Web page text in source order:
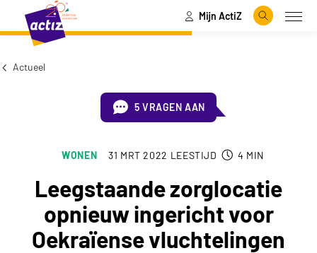
Naar hoofdinhoud
Naar menu Mijn ActiZ
Zoeken
Actueel
5 VRAGEN AAN
WONEN 31 MRT 2022 LEESTIJD 4 MIN
Leegstaande zorglocatie
opnieuw ingericht voor
Oekraïense vluchtelingen